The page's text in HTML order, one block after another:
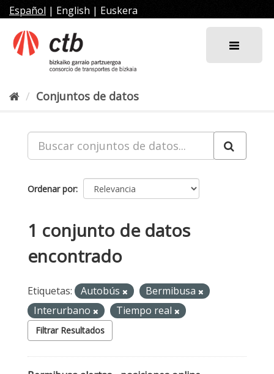
al
contenido
Español | English | Euskera
Conjuntos de datos
Ordenar por
1 conjunto de datos
encontrado
Etiquetas: Autobús
Bermibusa
Interurbano
Tiempo real
Filtrar Resultados